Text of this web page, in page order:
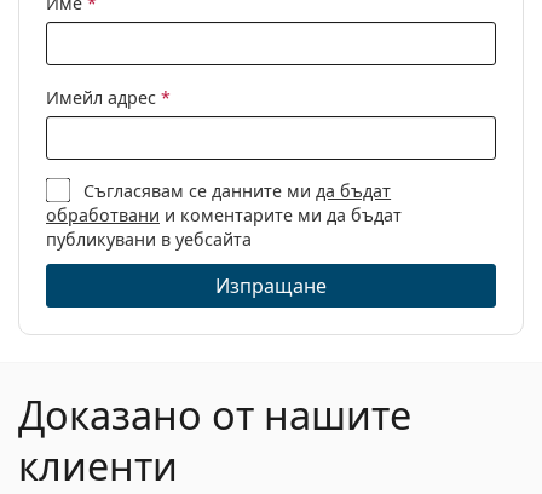
Пол:
Детски
Категория:
Диоптрични очила
Марка:
Ray-Ban
Код:
0RY1594 3813 44
Имейл адрес *
Съгласявам се данните ми да бъдат
обработвани и коментарите ми да бъдат
публикувани в уебсайта
Изпращане
Доказано от нашите
клиенти